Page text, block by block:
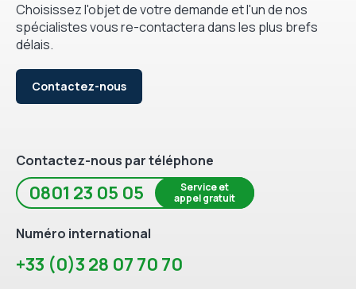
Choisissez l'objet de votre demande et l'un de nos
spécialistes vous re-contactera dans les plus brefs
délais.
Contactez-nous
Contactez-nous par téléphone
0801 23 05 05
Service et
appel gratuit
Numéro international
+33 (0)3 28 07 70 70